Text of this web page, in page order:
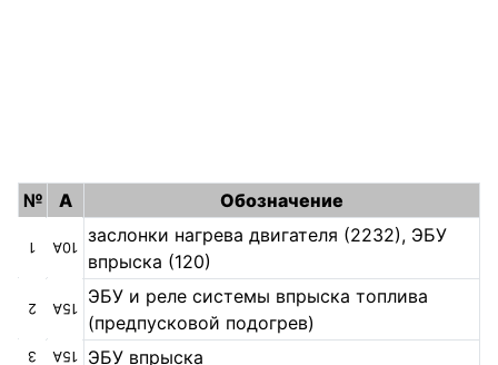
№ А Обозначение
1 10А
заслонки нагрева двигателя (2232), ЭБУ
впрыска (120)
2 15А
ЭБУ и реле системы впрыска топлива
(предпусковой подогрев)
3 15А ЭБУ впрыска